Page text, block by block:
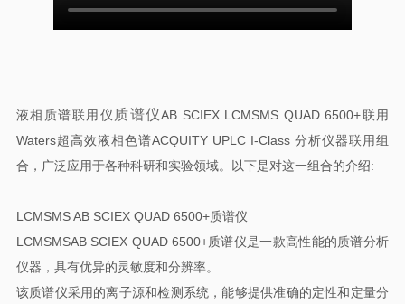
液相质谱联用仪 质谱仪AB SCIEX LCMSMS QUAD 6500+联用
Waters超高效液相色谱ACQUITY UPLC I-Class 分析仪器联用组
合，广泛应用于各种科研和实验领域。以下是对这一组合的介绍:
LCMSMS AB SCIEX QUAD 6500+质谱仪
LCMSMSAB SCIEX QUAD 6500+质谱仪是一款高性能的质谱分析
仪器，具有优异的灵敏度和分辨率。
该质谱仪采用的离子源和检测系统，能够提供准确的定性和定量分